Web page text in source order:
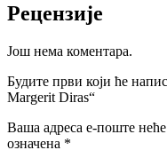
Рецензије
Још нема коментара.
Будите први који ће
Margerit Diras“
Ваша адреса е-поште
означена *